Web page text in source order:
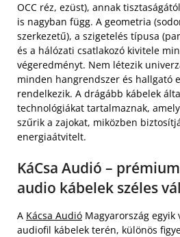
OCC réz, ezüst), annak
is nagyban függ. A geometria
szerkezetű), a szigetelés típusa
és a hálózati csatlakozó kivitele
végeredményt. Nem létezik
minden hangrendszer és hallgató
rendelkezik. A drágább kábelek
technológiákat tartalmaznak,
szűrik a zajokat, miközben
energiaátvitelt.
KáCsa Audió –
audio kábelek széles
A Kácsa Audió Magyarország egyik
audiofil kábelek terén, különös